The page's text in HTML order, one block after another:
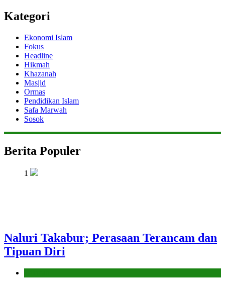
Kategori
Ekonomi Islam
Fokus
Headline
Hikmah
Khazanah
Masjid
Ormas
Pendidikan Islam
Safa Marwah
Sosok
Berita Populer
1
Naluri Takabur; Perasaan Terancam dan
Tipuan Diri